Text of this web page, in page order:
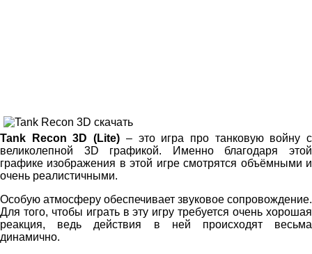
Tank Recon 3D (Lite) – это игра про танковую войну с
великолепной 3D графикой. Именно благодаря этой
графике изображения в этой игре смотрятся объёмными и
очень реалистичными.
Особую атмосферу обеспечивает звуковое сопровождение.
Для того, чтобы играть в эту игру требуется очень хорошая
реакция, ведь действия в ней происходят весьма
динамично.